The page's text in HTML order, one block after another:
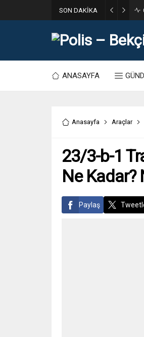
SON DAKİKA
ANASAYFA
Anasayfa Araçlar
23/3-b-1
Ne Kadar?
Paylaş